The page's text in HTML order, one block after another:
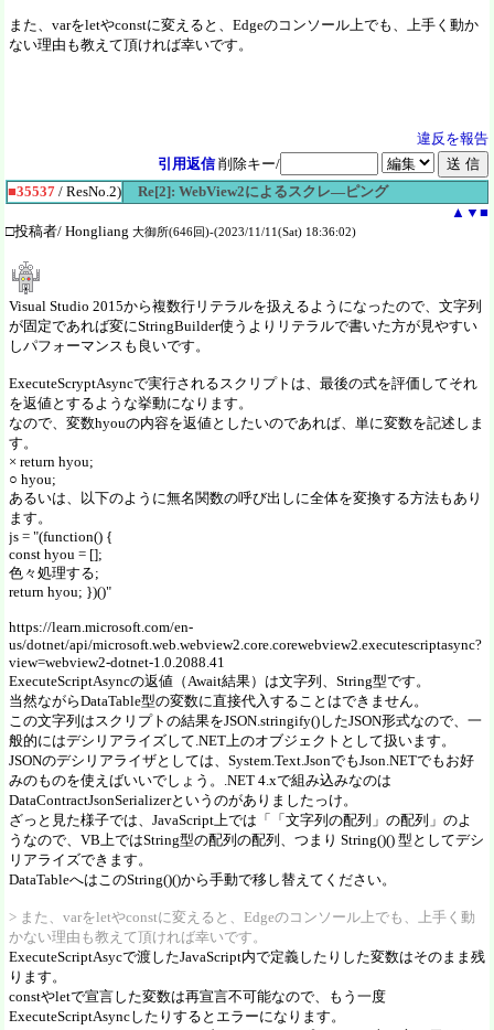
また、varをletやconstに変えると、Edgeのコンソール上でも、上手く動か
ない理由も教えて頂ければ幸いです。
違反を報告
引用返信 削除キー/
■35537 / ResNo.2)
Re[2]: WebView2によるスクレ―ピング
▲ ▼ ■
□投稿者/ Hongliang 大御所(646回)-(2023/11/11(Sat) 18:36:02)
Visual Studio 2015から複数行リテラルを扱えるようになったので、文字列
が固定であれば変にStringBuilder使うよりリテラルで書いた方が見やすい
しパフォーマンスも良いです。
ExecuteScryptAsyncで実行されるスクリプトは、最後の式を評価してそれ
を返値とするような挙動になります。
なので、変数hyouの内容を返値としたいのであれば、単に変数を記述しま
す。
× return hyou;
○ hyou;
あるいは、以下のように無名関数の呼び出しに全体を変換する方法もあり
ます。
js = "(function() {
const hyou = [];
色々処理する;
return hyou; })()"
https://learn.microsoft.com/en-
us/dotnet/api/microsoft.web.webview2.core.corewebview2.executescriptasync?
view=webview2-dotnet-1.0.2088.41
ExecuteScriptAsyncの返値（Await結果）は文字列、String型です。
当然ながらDataTable型の変数に直接代入することはできません。
この文字列はスクリプトの結果をJSON.stringify()したJSON形式なので、一
般的にはデシリアライズして.NET上のオブジェクトとして扱います。
JSONのデシリアライザとしては、System.Text.JsonでもJson.NETでもお好
みのものを使えばいいでしょう。.NET 4.xで組み込みなのは
DataContractJsonSerializerというのがありましたっけ。
ざっと見た様子では、JavaScript上では「「文字列の配列」の配列」のよ
うなので、VB上ではString型の配列の配列、つまり String()() 型としてデシ
リアライズできます。
DataTableへはこのString()()から手動で移し替えてください。
> また、varをletやconstに変えると、Edgeのコンソール上でも、上手く動
かない理由も教えて頂ければ幸いです。
ExecuteScriptAsycで渡したJavaScript内で定義したりした変数はそのまま残
ります。
constやletで宣言した変数は再宣言不可能なので、もう一度
ExecuteScriptAsyncしたりするとエラーになります。